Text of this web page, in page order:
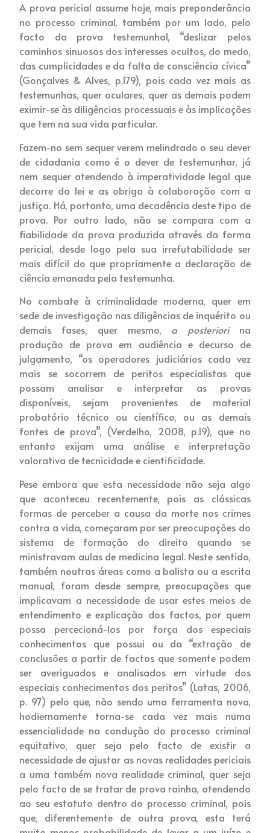
A prova pericial assume hoje, mais preponderância
no processo criminal, também por um lado, pelo
facto da prova testemunhal, “deslizar pelos
caminhos sinuosos dos interesses ocultos, do medo,
das cumplicidades e da falta de consciência cívica”
(Gonçalves & Alves, p.179), pois cada vez mais as
testemunhas, quer oculares, quer as demais podem
eximir-se às diligências processuais e às implicações
que tem na sua vida particular.
Fazem-no sem sequer verem melindrado o seu dever
de cidadania como é o dever de testemunhar, já
nem sequer atendendo à imperatividade legal que
decorre da lei e as obriga à colaboração com a
justiça. Há, portanto, uma decadência deste tipo de
prova. Por outro lado, não se compara com a
fiabilidade da prova produzida através da forma
pericial, desde logo pela sua irrefutabilidade ser
mais difícil do que propriamente a declaração de
ciência emanada pela testemunha.
No combate à criminalidade moderna, quer em
sede de investigação nas diligências de inquérito ou
demais fases, quer mesmo, a posteriori na
produção de prova em audiência e decurso de
julgamento, “os operadores judiciários cada vez
mais se socorrem de peritos especialistas que
possam analisar e interpretar as provas
disponíveis, sejam provenientes de material
probatório técnico ou científico, ou as demais
fontes de prova”, (Verdelho, 2008, p.19), que no
entanto exijam uma análise e interpretação
valorativa de tecnicidade e cientificidade.
Pese embora que esta necessidade não seja algo
que aconteceu recentemente, pois as clássicas
formas de perceber a causa da morte nos crimes
contra a vida, começaram por ser preocupações do
sistema de formação do direito quando se
ministravam aulas de medicina legal. Neste sentido,
também noutras áreas como a balista ou a escrita
manual, foram desde sempre, preocupações que
implicavam a necessidade de usar estes meios de
entendimento e explicação dos factos, por quem
possa percecioná-los por força dos especiais
conhecimentos que possui ou da “extração de
conclusões a partir de factos que somente podem
ser averiguados e analisados em virtude dos
especiais conhecimentos dos peritos” (Latas, 2006,
p. 97) pelo que, não sendo uma ferramenta nova,
hodiernamente torna-se cada vez mais numa
essencialidade na condução do processo criminal
equitativo, quer seja pelo facto de existir a
necessidade de ajustar as novas realidades periciais
a uma também nova realidade criminal, quer seja
pelo facto de se tratar de prova rainha, atendendo
ao seu estatuto dentro do processo criminal, pois
que, diferentemente de outra prova, esta terá